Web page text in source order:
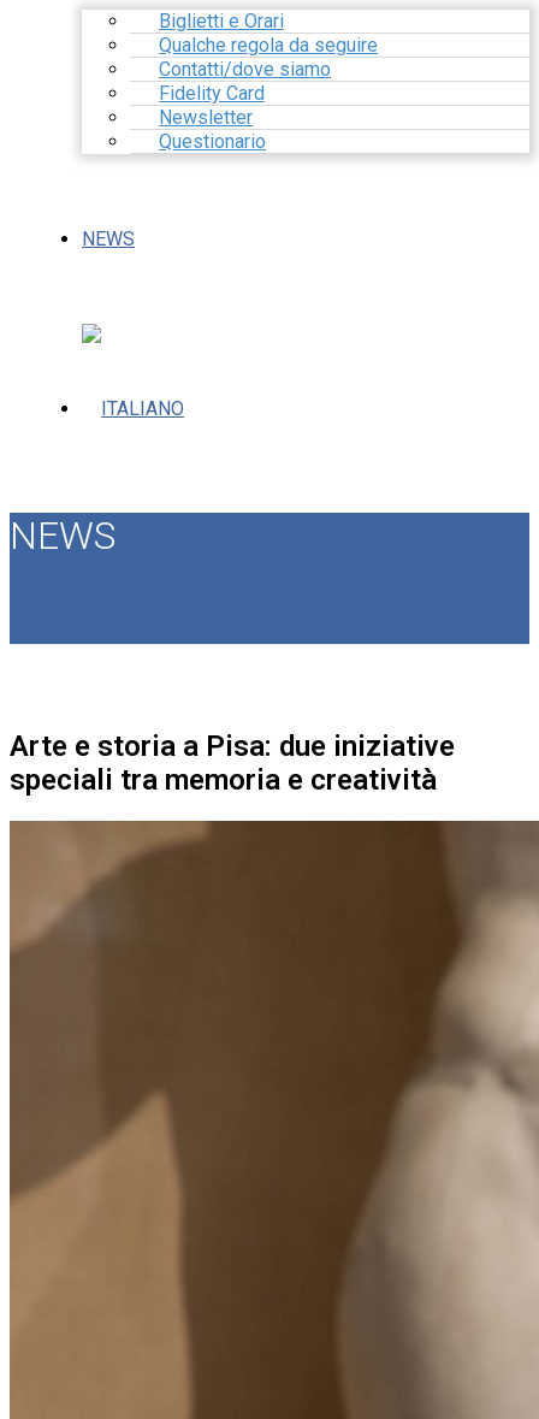
Biglietti e Orari
Qualche regola da seguire
Contatti/dove siamo
Fidelity Card
Newsletter
Questionario
NEWS
NEWS
Arte e storia a Pisa: due iniziative
speciali tra memoria e creatività